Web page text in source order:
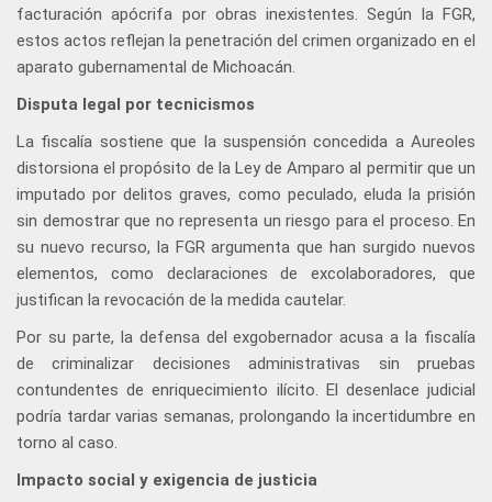
facturación apócrifa por obras inexistentes. Según la FGR,
estos actos reflejan la penetración del crimen organizado en el
aparato gubernamental de Michoacán.
Disputa legal por tecnicismos
La fiscalía sostiene que la suspensión concedida a Aureoles
distorsiona el propósito de la Ley de Amparo al permitir que un
imputado por delitos graves, como peculado, eluda la prisión
sin demostrar que no representa un riesgo para el proceso. En
su nuevo recurso, la FGR argumenta que han surgido nuevos
elementos, como declaraciones de excolaboradores, que
justifican la revocación de la medida cautelar.
Por su parte, la defensa del exgobernador acusa a la fiscalía
de criminalizar decisiones administrativas sin pruebas
contundentes de enriquecimiento ilícito. El desenlace judicial
podría tardar varias semanas, prolongando la incertidumbre en
torno al caso.
Impacto social y exigencia de justicia